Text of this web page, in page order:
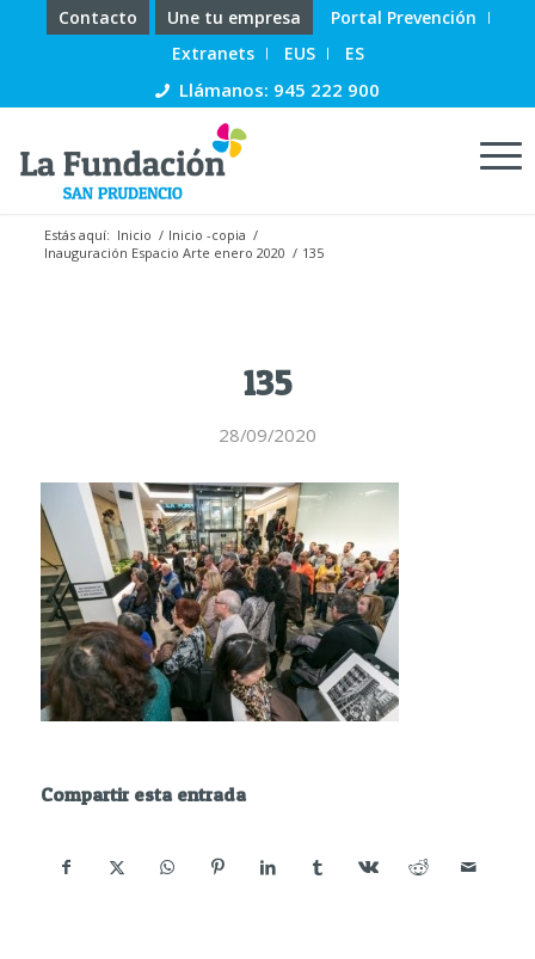
Contacto Une tu empresa
Portal Prevención
Extranets
EUS ES
Llámanos: 945 222 900
Estás aquí: Inicio / Inicio -copia /
Inauguración Espacio Arte enero 2020 / 135
135
28/09/2020
Compartir esta entrada